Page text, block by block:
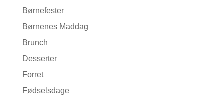
Børnefester
Børnenes Maddag
Brunch
Desserter
Forret
Fødselsdage